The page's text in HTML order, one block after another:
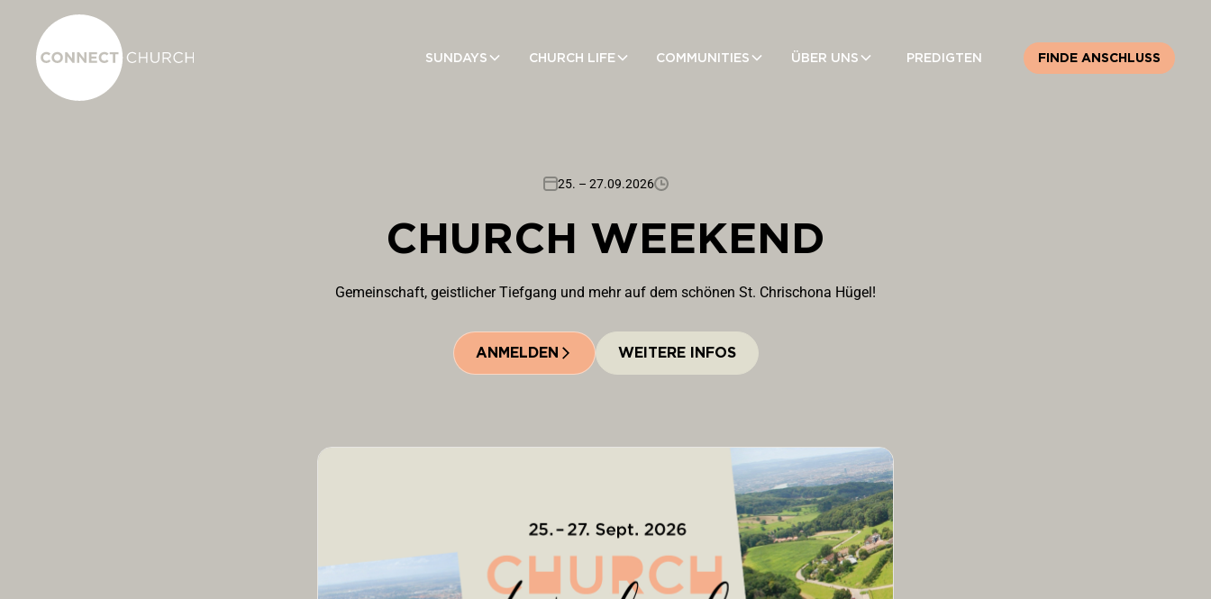
SUNDAYS CHURCH LIFE COMMUNITIES ÜBER UNS PREDIGTEN FINDE ANSCHLUSS
25. – 27.09.2026
CHURCH WEEKEND
Gemeinschaft, geistlicher Tiefgang und mehr auf dem schönen St. Chrischona Hügel!
ANMELDEN WEITERE INFOS